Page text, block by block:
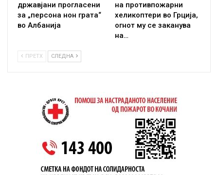
државјани прогласени
за „персона нон грата“
во Албанија
на противпожарни
хеликоптери во Грција,
огнот му се заканува
на…
ПРЕТХ СЛЕДНА